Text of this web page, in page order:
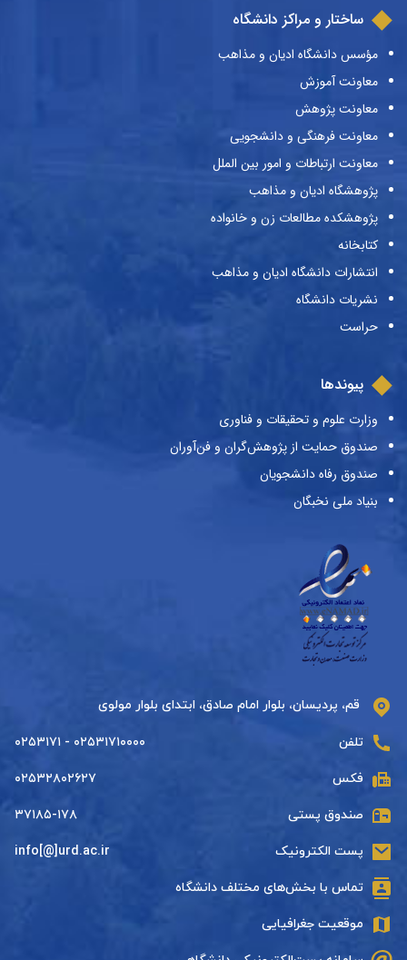
ساختار و مراکز دانشگاه
مؤسس دانشگاه ادیان و مذاهب
معاونت آموزش
معاونت پژوهش
معاونت فرهنگی و دانشجویی
معاونت ارتباطات و امور بین الملل
پژوهشگاه ادیان و مذاهب
پژوهشکده مطالعات زن و خانواده
کتابخانه
انتشارات دانشگاه ادیان و مذاهب
نشریات دانشگاه
حراست
پیوندها
وزارت علوم و تحقیقات و فناوری
صندوق حمایت از پژوهش‌گران و فن‌آوران
صندوق رفاه دانشجویان
بنیاد ملی نخبگان
قم، پردیسان، بلوار امام صادق، ابتدای بلوار مولوی
تلفن ۰۲۵۳۱۷۱۰۰۰۰ - ۰۲۵۳۱۷۱
فکس ۰۲۵۳۲۸۰۲۶۲۷
صندوق پستی ۳۷۱۸۵-۱۷۸
پست الکترونیک info[@]urd.ac.ir
تماس با بخش‌های مختلف دانشگاه
موقعیت جغرافیایی